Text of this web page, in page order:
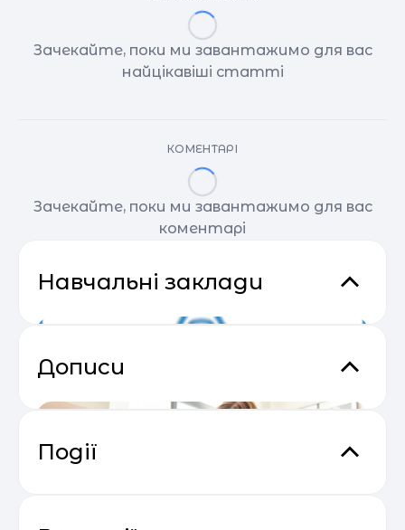
Зачекайте, поки ми завантажимо для вас
найцікавіші статті
КОМЕНТАРІ
Зачекайте, поки ми завантажимо для вас
коментарі
Навчальні заклади
Дописи
Події